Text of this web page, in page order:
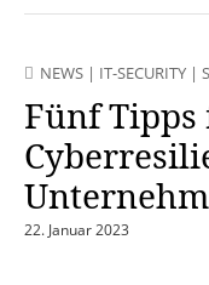
NEWS | IT-SECURITY |
Fünf
22. Januar 2023